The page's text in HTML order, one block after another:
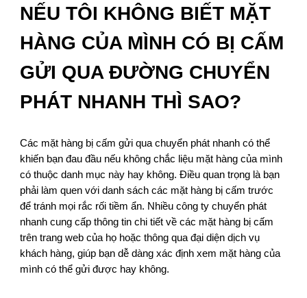
NẾU TÔI KHÔNG BIẾT MẶT
HÀNG CỦA MÌNH CÓ BỊ CẤM
GỬI QUA ĐƯỜNG CHUYỂN
PHÁT NHANH THÌ SAO?
Các mặt hàng bị cấm gửi qua chuyển phát nhanh có thể
khiến bạn đau đầu nếu không chắc liệu mặt hàng của mình
có thuộc danh mục này hay không. Điều quan trọng là bạn
phải làm quen với danh sách các mặt hàng bị cấm trước
để tránh mọi rắc rối tiềm ẩn. Nhiều công ty chuyển phát
nhanh cung cấp thông tin chi tiết về các mặt hàng bị cấm
trên trang web của họ hoặc thông qua đại diện dịch vụ
khách hàng, giúp bạn dễ dàng xác định xem mặt hàng của
mình có thể gửi được hay không.